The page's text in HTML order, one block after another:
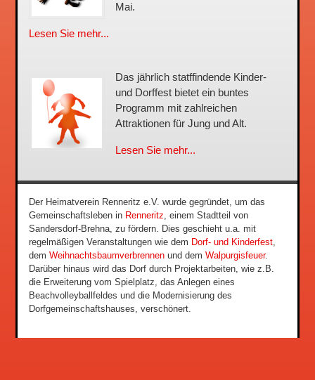
Mai.
Lesen Sie mehr...
Das jährlich statffindende Kinder-
und Dorffest bietet ein buntes
Programm mit zahlreichen
Attraktionen für Jung und Alt.
Lesen Sie mehr...
Der Heimatverein Renneritz e.V. wurde gegründet, um das
Gemeinschaftsleben in Renneritz, einem Stadtteil von
Sandersdorf-Brehna, zu fördern. Dies geschieht u.a. mit
regelmäßigen Veranstaltungen wie dem Dorf- und Kinderfest,
demWeihnachtsbaumverbrennen und demWalpurgisfeuer.
Darüber hinaus wird das Dorf durch Projektarbeiten, wie z.B.
die Erweiterung vom Spielplatz, das Anlegen eines
Beachvolleyballfeldes und die Modernisierung des
Dorfgemeinschaftshauses, verschönert.